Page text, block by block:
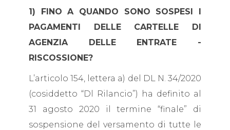
1) FINO A QUANDO SONO SOSPESI I
PAGAMENTI DELLE CARTELLE DI
AGENZIA DELLE ENTRATE -
RISCOSSIONE?
L’articolo 154, lettera a) del DL N. 34/2020
(cosiddetto “Dl Rilancio”) ha definito al
31 agosto 2020 il termine “finale” di
sospensione del versamento di tutte le